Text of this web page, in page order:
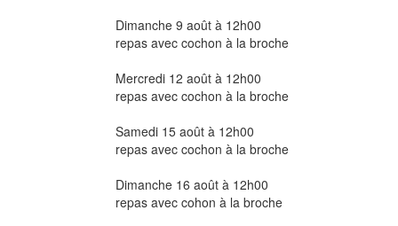
Dimanche 9 août à 12h00
repas avec cochon à la broche
Mercredi 12 août à 12h00
repas avec cochon à la broche
Samedi 15 août à 12h00
repas avec cochon à la broche
Dimanche 16 août à 12h00
repas avec cohon à la broche